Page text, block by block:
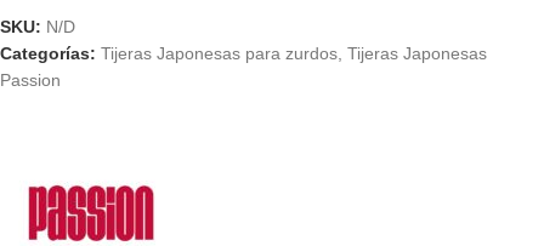
SKU: N/D
Categorías: Tijeras Japonesas para zurdos Tijeras Japonesas
Passion